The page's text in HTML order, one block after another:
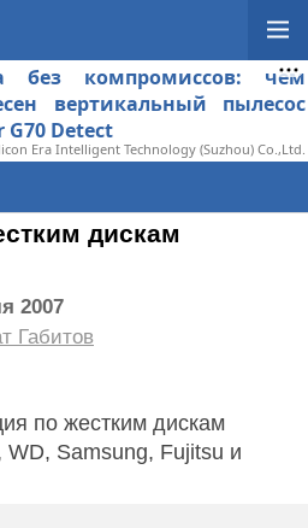
без компромиссов: чем
вертикальный пылесос
G70 Detect
Era Intelligent Technology (Suzhou) Co.,Ltd.
дискам
2007
Габитов
по жестким дискам
WD, Samsung, Fujitsu и